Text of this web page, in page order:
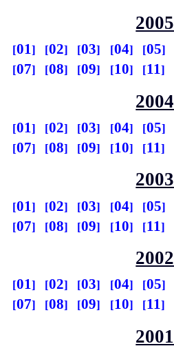
2005
01 02 03 04 05
07
08 09 10 11
2004
01 02 03 04 05
07
08 09 10 11
2003
01 02 03 04 05
07
08 09 10 11
2002
01 02 03 04 05
07
08 09 10 11
2001